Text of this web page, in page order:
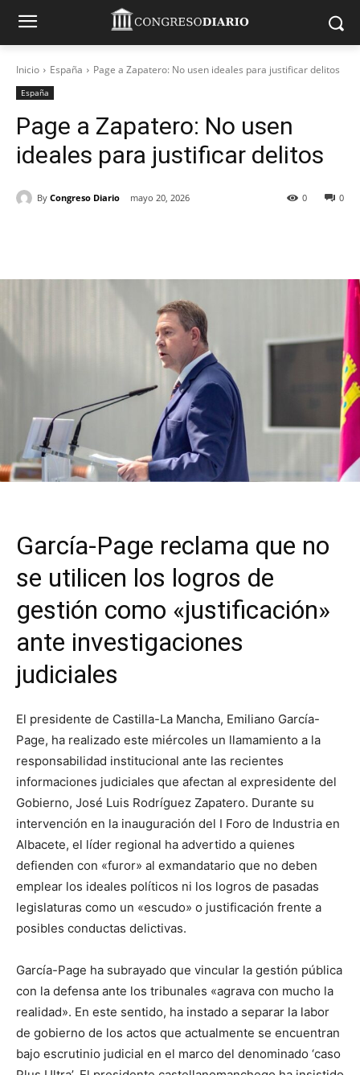
Inicio España Page a Zapatero: No usen ideales para justificar delitos
España
Page a Zapatero: No usen
ideales para justificar delitos
By Congreso Diario mayo 20, 2026 0
0
García-Page reclama que no
se utilicen los logros de
gestión como «justificación»
ante investigaciones
judiciales
El presidente de Castilla-La Mancha, Emiliano García-
Page, ha realizado este miércoles un llamamiento a la
responsabilidad institucional ante las recientes
informaciones judiciales que afectan al expresidente del
Gobierno, José Luis Rodríguez Zapatero. Durante su
intervención en la inauguración del I Foro de Industria en
Albacete, el líder regional ha advertido a quienes
defienden con «furor» al exmandatario que no deben
emplear los ideales políticos ni los logros de pasadas
legislaturas como un «escudo» o justificación frente a
posibles conductas delictivas.
García-Page ha subrayado que vincular la gestión pública
con la defensa ante los tribunales «agrava con mucho la
realidad». En este sentido, ha instado a separar la labor
de gobierno de los actos que actualmente se encuentran
bajo escrutinio judicial en el marco del denominado ‘caso